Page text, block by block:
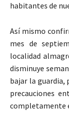
habitantes de
Así mismo
mes de
localidad
disminuye
bajar la guardia,
precauciones
completamente